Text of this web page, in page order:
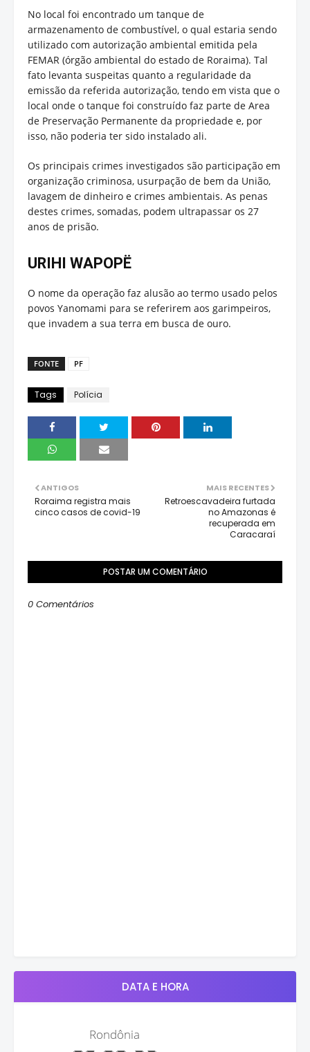
No local foi encontrado um tanque de
armazenamento de combustível, o qual estaria sendo
utilizado com autorização ambiental emitida pela
FEMAR (órgão ambiental do estado de Roraima). Tal
fato levanta suspeitas quanto a regularidade da
emissão da referida autorização, tendo em vista que o
local onde o tanque foi construído faz parte de Area
de Preservação Permanente da propriedade e, por
isso, não poderia ter sido instalado ali.
Os principais crimes investigados são participação em
organização criminosa, usurpação de bem da União,
lavagem de dinheiro e crimes ambientais. As penas
destes crimes, somadas, podem ultrapassar os 27
anos de prisão.
URIHI WAPOPË
O nome da operação faz alusão ao termo usado pelos
povos Yanomami para se referirem aos garimpeiros,
que invadem a sua terra em busca de ouro.
FONTE PF
Tags Polícia
MAIS RECENTES
Retroescavadeira furtada
no Amazonas é
recuperada em
Caracaraí
ANTIGOS
Roraima registra mais
cinco casos de covid-19
POSTAR UM COMENTÁRIO
0 Comentários
DATA E HORA